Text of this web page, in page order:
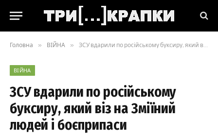
Головна » ВІЙНА » ЗСУ вдарили по російському буксиру, який віз на Зміїний людей і боєприпаси
ВІЙНА
ЗСУ вдарили по російському
буксиру, який віз на Зміїний
людей і боєприпаси